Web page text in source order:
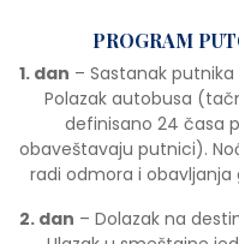
PROGRAM
1. dan – Sastanak
Polazak autobusa
definisano 24 časa
obaveštavaju putnici).
radi odmora i
2. dan – Dolazak na